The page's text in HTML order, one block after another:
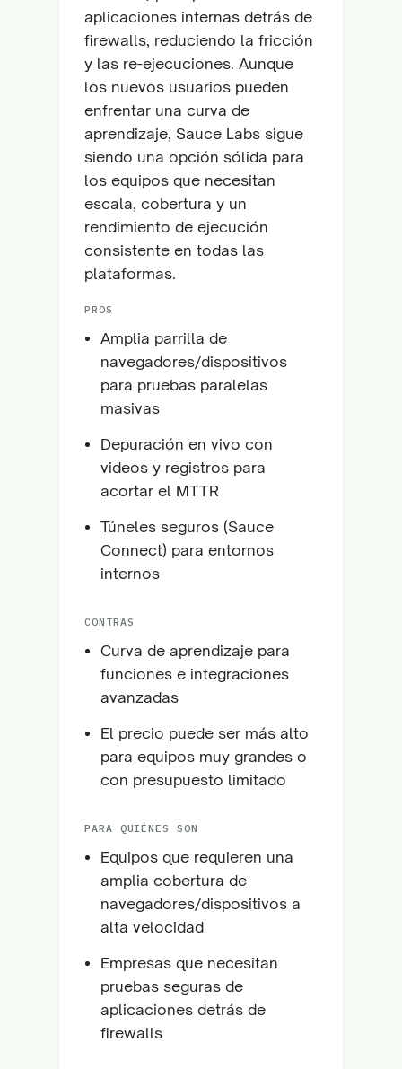
aplicaciones internas detrás de
firewalls, reduciendo la fricción
y las re-ejecuciones. Aunque
los nuevos usuarios pueden
enfrentar una curva de
aprendizaje, Sauce Labs sigue
siendo una opción sólida para
los equipos que necesitan
escala, cobertura y un
rendimiento de ejecución
consistente en todas las
plataformas.
PROS
Amplia parrilla de
navegadores/dispositivos
para pruebas paralelas
masivas
Depuración en vivo con
videos y registros para
acortar el MTTR
Túneles seguros (Sauce
Connect) para entornos
internos
CONTRAS
Curva de aprendizaje para
funciones e integraciones
avanzadas
El precio puede ser más alto
para equipos muy grandes o
con presupuesto limitado
PARA QUIÉNES SON
Equipos que requieren una
amplia cobertura de
navegadores/dispositivos a
alta velocidad
Empresas que necesitan
pruebas seguras de
aplicaciones detrás de
firewalls